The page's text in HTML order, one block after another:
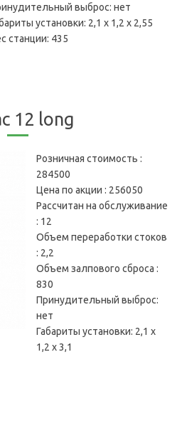
выброс: нет
установки: 2,1 х 1,2 х 2,55
станции: 435
12 long
Розничная стоимость :
284500
Цена по акции : 256050
Рассчитан на обслуживание
: 12
Объем переработки стоков
: 2,2
Объем залпового сброса :
830
Принудительный выброс:
нет
Габариты установки: 2,1 х
1,2 х 3,1